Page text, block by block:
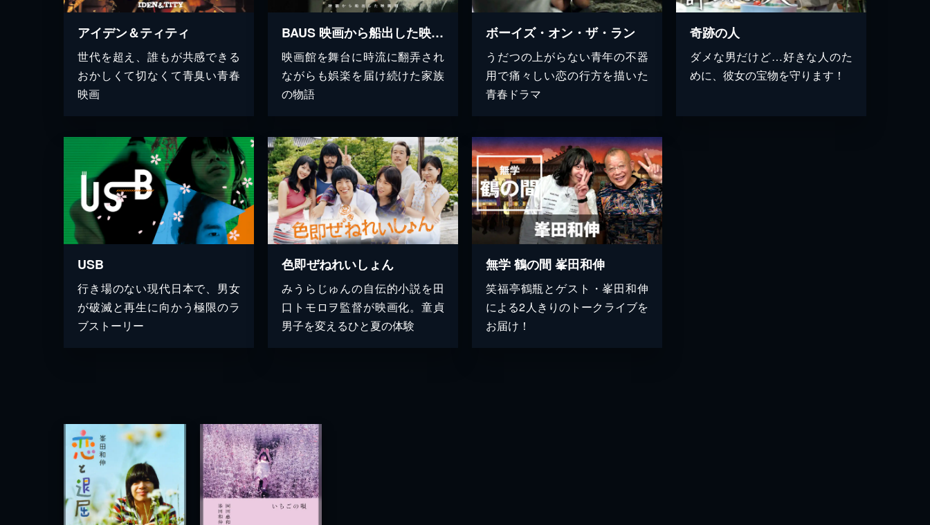
アイデン＆ティティ
世代を超え、誰もが共感できる
おかしくて切なくて青臭い青春
映画
BAUS 映画から船出した映画館
映画館を舞台に時流に翻弄され
ながらも娯楽を届け続けた家族
の物語
ボーイズ・オン・ザ・ラン
うだつの上がらない青年の不器
用で痛々しい恋の行方を描いた
青春ドラマ
奇跡の人
ダメな男だけど…好きな人のた
めに、彼女の宝物を守ります！
USB
行き場のない現代日本で、男女
が破滅と再生に向かう極限のラ
ブストーリー
色即ぜねれいしょん
みうらじゅんの自伝的小説を田
口トモロヲ監督が映画化。童貞
男子を変えるひと夏の体験
無学 鶴の間 峯田和伸
笑福亭鶴瓶とゲスト・峯田和伸
による2人きりのトークライブを
お届け！